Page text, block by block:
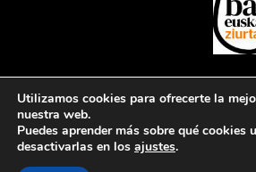
luctus nec ullamcorper mattis, pulvinar
Utilizamos cookies para ofrecerte la
nuestra web.
Puedes aprender más sobre qué cookies
desactivarlas en los ajustes.